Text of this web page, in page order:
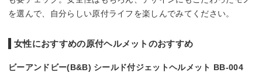
を選んで、自分らしい原付ライフを楽しんでみてください。
女性におすすめの原付ヘルメットのおすすめ
ビーアンドビー(B&B) シールド付ジェットヘルメット BB-004